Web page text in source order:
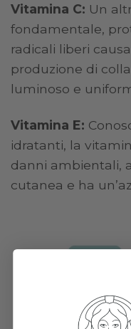
Vitamina C: Un
fondamentale,
radicali liberi
produzione di
luminoso e
Vitamina E:
idratanti, la
danni ambientali,
cutanea e ha